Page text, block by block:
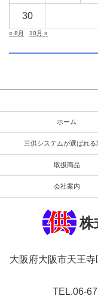
30
« 8月 10月 »
ホーム
三供システムが選ばれる
取扱商品
会社案内
株
大阪府大阪市天王
TEL.06-